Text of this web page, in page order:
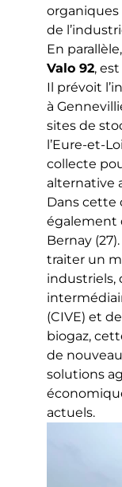
organiques
de
En
Valo 92,
Il prévoit
à
sites de
l’Eure-et-
collecte
alternative
Dans cette
également
Bernay
traiter un
industriels,
(CIVE) et
biogaz,
de
solutions
actuels.